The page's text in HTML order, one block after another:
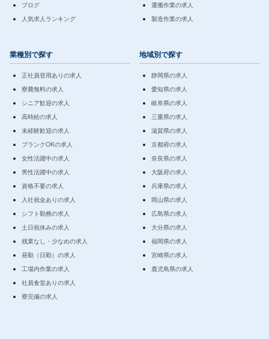
ブログ
人気求人ランキング
運搬作業の求人
製造作業の求人
業種別で探す
正社員登用ありの求人
寮費無料の求人
シニア歓迎の求人
高時給の求人
未経験歓迎の求人
ブランクOKの求人
女性活躍中の求人
男性活躍中の求人
資格不要の求人
入社祝金ありの求人
シフト勤務の求人
土日祝休みの求人
残業なし・少なめの求人
昼勤（日勤）の求人
工場内作業の求人
社員食堂ありの求人
寮完備の求人
地域別で探す
静岡県の求人
愛知県の求人
岐阜県の求人
三重県の求人
滋賀県の求人
京都府の求人
奈良県の求人
大阪府の求人
兵庫県の求人
岡山県の求人
広島県の求人
大分県の求人
福岡県の求人
宮崎県の求人
鹿児島県の求人